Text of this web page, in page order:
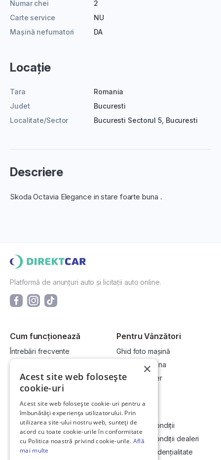
Numar chei
2
Carte service
NU
Mașină nefumatori
DA
Locație
Tara
Romania
Judet
Bucuresti
Localitate/Sector
Bucuresti Sectorul 5, Bucuresti
Descriere
Skoda Octavia Elegance in stare foarte buna .
Platformă de anunțuri auto și licitații auto online.
Cum funcționează
Întrebări frecvente
Cum vând la licitație?
Pentru Vânzători
Ghid foto mașină
Vinde-ți mașina
Devino dealer
Link-uri utile
Informații utile vizionare
Contact
Soluționarea Online a litigiilor
Compania
Termeni și condiții
Termeni și condiții dealeri
Politică confidențialitate
×
Acest site web folosește
cookie-uri
Acest site web folosește cookie-uri pentru a
îmbunătăți experiența utilizatorului. Prin
utilizarea site-ului nostru web, sunteți de
acord cu toate cookie-urile în conformitate
cu Politica noastră privind cookie-urile. Află
mai multe